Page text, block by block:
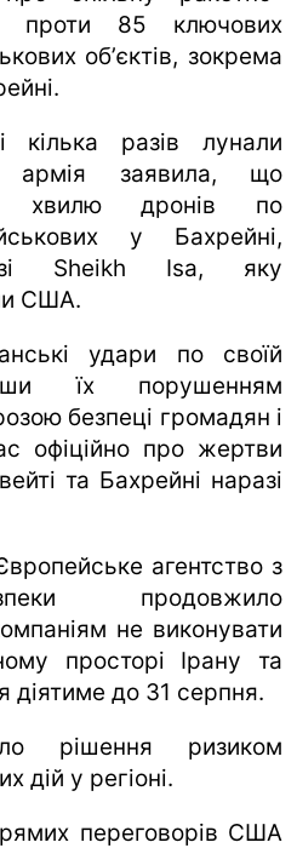
проти 85 ключових
обʼєктів, зокрема
кілька разів лунали
армія заявила, що
хвилю дронів по
у Бахрейні,
Sheikh Isa, яку
США.
удари по своїй
їх порушенням
безпеці громадян і
офіційно про жертви
та Бахрейні наразі
агентство з
продовжило
не виконувати
просторі Ірану та
діятиме до 31 серпня.
рішення ризиком
дій у регіоні.
переговорів США